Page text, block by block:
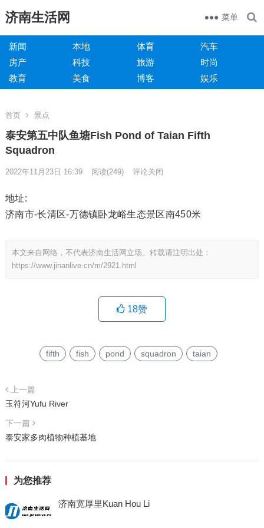
济南生活网 菜单
新闻 本地 体育
汽车
房产
科技 旅游
时尚
教育
美食 博客 娱乐
首页 景点
泰安第五中队鱼塘Fish Pond of Taian Fifth
Squadron
2022年11月23日 16:39 阅读(249) 评论关闭
地址:
济南市-长清区-万德镇卧龙峪生态景区南450米
本文来自网络，不代表济南生活网立场。转载请注明出处：
https://www.jinanlive.cn/m/2921.html
18赞
fifth fish pond squadron taian
上一篇
玉符河Yufu River
下一篇
泰安家多肉植物种植基地
为您推荐
济南宽厚里Kuan Hou Li